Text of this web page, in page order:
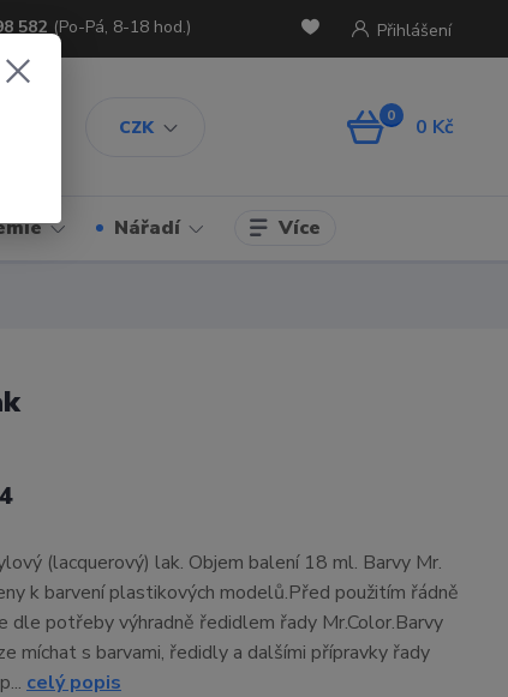
CZK
Přihlášení
582 (Po-Pá, 8-18 hod.)
0 0 Kč
Nářadí Více
(lacquerový) lak. Objem balení 18 ml. Barvy Mr.
k barvení plastikových modelů.Před použitím řádně
dle potřeby výhradně ředidlem řady Mr.Color.Barvy
míchat s barvami, ředidly a dalšími přípravky řady
celý popis